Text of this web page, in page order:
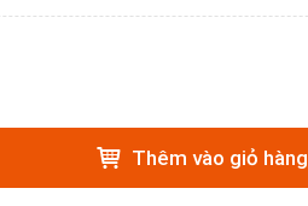
Thêm vào giỏ hàng